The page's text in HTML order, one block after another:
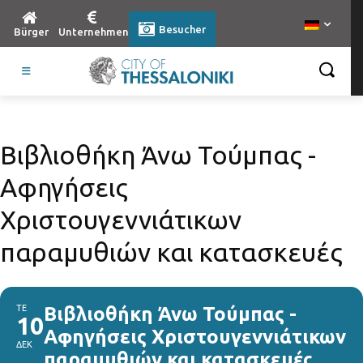
Bürger Unternehmen Besucher
Βιβλιοθήκη Άνω Τούμπας -
Αφηγήσεις
Χριστουγεννιάτικων
παραμυθιών και κατασκευές
ΤΕ
10
ΔΕΚ
Βιβλιοθήκη Άνω Τούμπας -
Αφηγήσεις Χριστουγεννιάτικων